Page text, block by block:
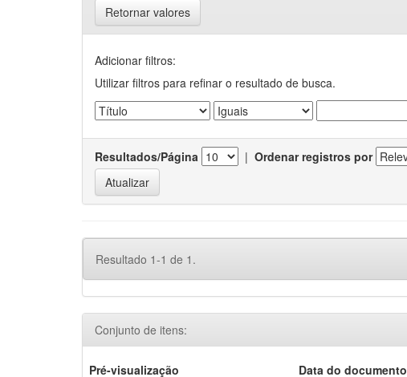
Retornar valores
Adicionar filtros:
Utilizar filtros para refinar o resultado de busca.
Resultados/Página | Ordenar registros por
Resultado 1-1 de 1.
Conjunto de itens:
Pré-visualização Data do documento